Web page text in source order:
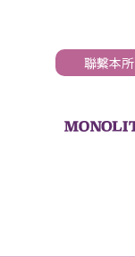
聯繫本所